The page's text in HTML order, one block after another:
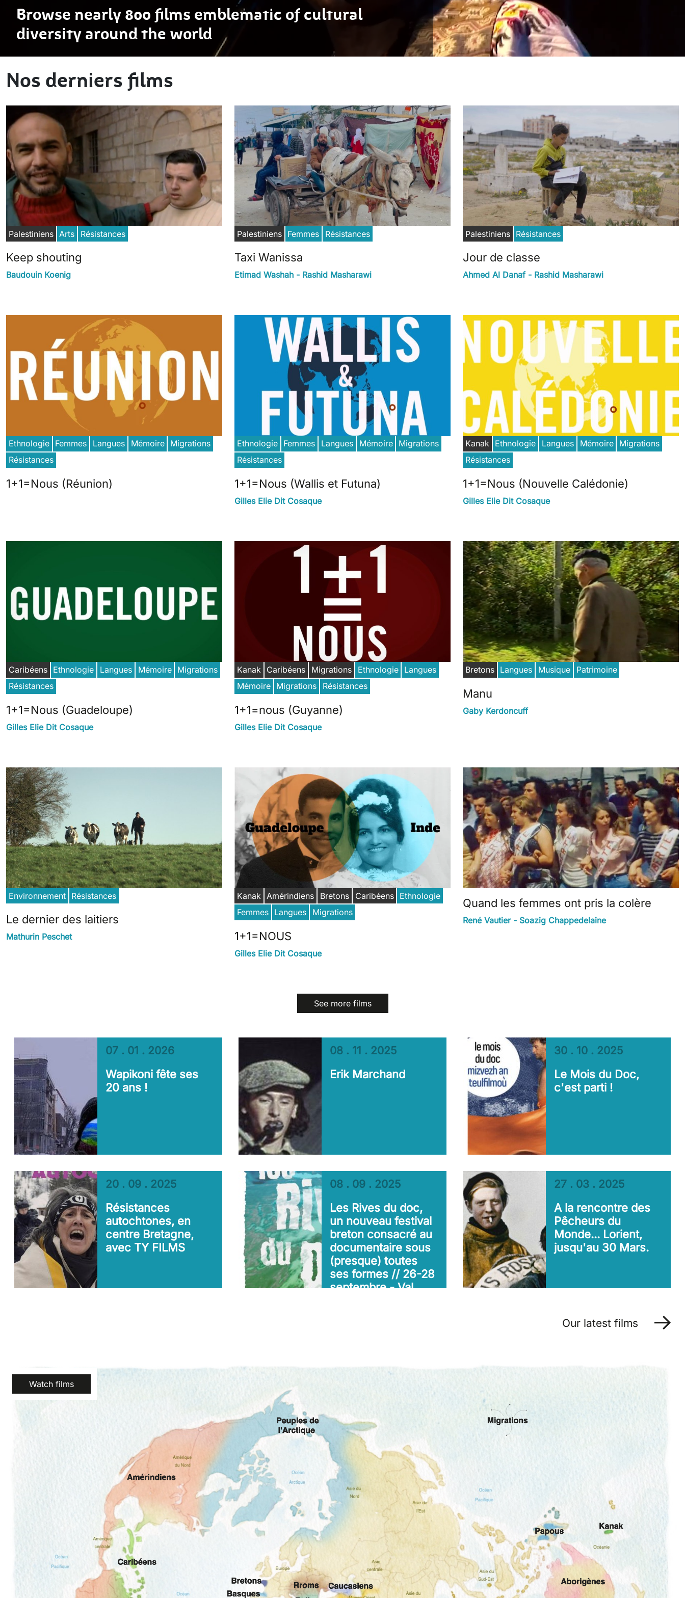
Browse nearly 800 films emblematic of cultural
diversity around the world
Nos derniers films
Palestiniens Arts Résistances
Keep shouting
Baudouin Koenig
Palestiniens Femmes Résistances
Taxi Wanissa
Etimad Washah - Rashid Masharawi
Palestiniens Résistances
Jour de classe
Ahmed Al Danaf - Rashid Masharawi
Ethnologie Femmes Langues Mémoire
Migrations
Résistances
1+1=Nous (Réunion)
Ethnologie Femmes Langues Mémoire
Migrations
Résistances
1+1=Nous (Wallis et Futuna)
Gilles Elie Dit Cosaque
Kanak Ethnologie Langues Mémoire
Migrations
Résistances
1+1=Nous (Nouvelle Calédonie)
Gilles Elie Dit Cosaque
Caribéens Ethnologie Langues Mémoire
Migrations
Résistances
1+1=Nous (Guadeloupe)
Gilles Elie Dit Cosaque
Kanak Caribéens Migrations Ethnologie
Langues
Mémoire
Migrations Résistances
1+1=nous (Guyanne)
Gilles Elie Dit Cosaque
Bretons Langues Musique Patrimoine
Manu
Gaby Kerdoncuff
Environnement Résistances
Le dernier des laitiers
Mathurin Peschet
Kanak Amérindiens Bretons Caribéens
Ethnologie
Femmes
Langues Migrations
1+1=NOUS
Gilles Elie Dit Cosaque
Quand les femmes ont pris la colère
René Vautier - Soazig Chappedelaine
See more films
07 . 01 . 2026
Wapikoni fête ses
20 ans !
08 . 11 . 2025
Erik Marchand
30 . 10 . 2025
Le Mois du Doc,
c'est parti !
20 . 09 . 2025
Résistances
autochtones, en
centre Bretagne,
avec TY FILMS
08 . 09 . 2025
Les Rives du doc,
un nouveau festival
breton consacré au
documentaire sous
(presque) toutes
ses formes // 26-28
septembre - Val
27 . 03 . 2025
A la rencontre des
Pêcheurs du
Monde... Lorient,
jusqu'au 30 Mars.
Our latest films
Watch films